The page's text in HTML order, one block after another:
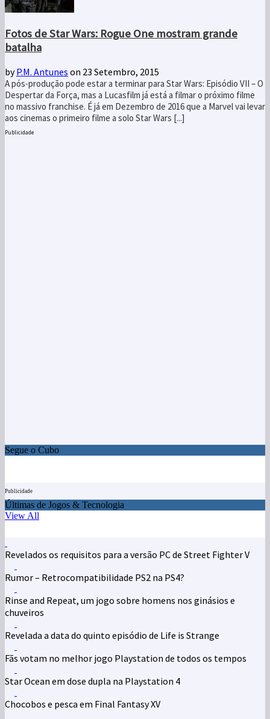
Fotos de Star Wars: Rogue One mostram grande
batalha
byP.M. Antunes on 23 Setembro, 2015
A pós-produção pode estar a terminar para Star Wars: Episódio VII – O
Despertar da Força, mas a Lucasfilm já está a filmar o próximo filme
no massivo franchise. É já em Dezembro de 2016 que a Marvel vai levar
aos cinemas o primeiro filme a solo Star Wars [...]
Publicidade
Segue o Cubo
Publicidade
Últimas de Jogos & Tecnologia
View All
Revelados os requisitos para a versão PC de Street Fighter V
Rumor – Retrocompatibilidade PS2 na PS4?
Rinse and Repeat, um jogo sobre homens nos ginásios e
chuveiros
Revelada a data do quinto episódio de Life is Strange
Fãs votam no melhor jogo Playstation de todos os tempos
Star Ocean em dose dupla na Playstation 4
Chocobos e pesca em Final Fantasy XV